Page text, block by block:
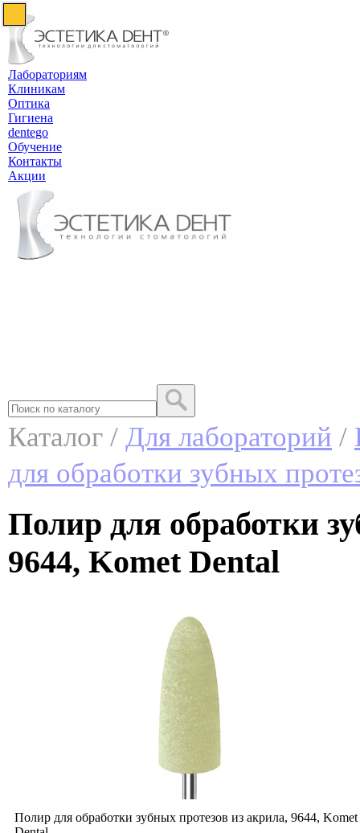
Лабораториям
Клиникам
Оптика
Гигиена
dentego
Обучение
Контакты
Акции
Каталог / Для лабораторий /
для обработки зубных
Полир для обработки
9644, Komet Dental
Полир для обработки зубных протезов из акрила, 9644, Komet